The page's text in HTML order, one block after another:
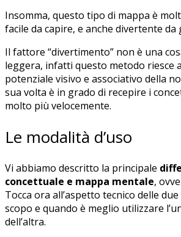
Insomma, questo tipo di mappa è
facile da capire, e anche divertente da
Il fattore “divertimento” non è una
leggera, infatti questo metodo riesce
potenziale visivo e associativo della
sua volta è in grado di recepire i
molto più velocemente.
Le modalità d’uso
Vi abbiamo descritto la principale
concettuale e mappa mentale,
Tocca ora all’aspetto tecnico delle
scopo e quando è meglio utilizzare
dell’altra.